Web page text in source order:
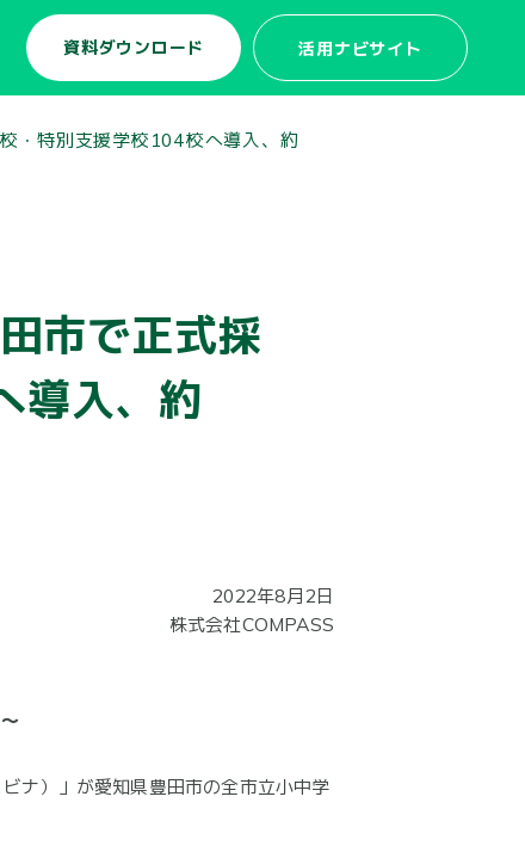
活用ナビサイト
資料ダウンロード
・特別支援学校104校へ導入、約
市で正式採
導入、約
2022年8月2日
株式会社COMPASS
ナ）」が愛知県豊田市の全市立小中学